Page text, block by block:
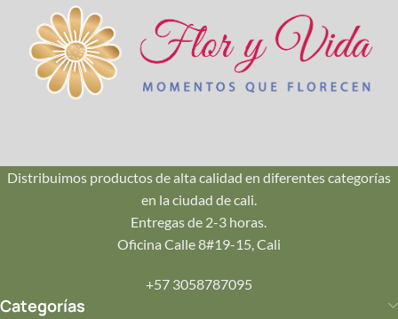
🚚
Envío en Cali
💌
Tu Mensaje
Incluye una tarjeta personalizada con tu mensaje impreso
Distribuimos productos de alta calidad en diferentes categorías
en la ciudad de cali.
Entregas de 2-3 horas.
Oficina Calle 8#19-15, Cali
+57 3058787095
Categorías